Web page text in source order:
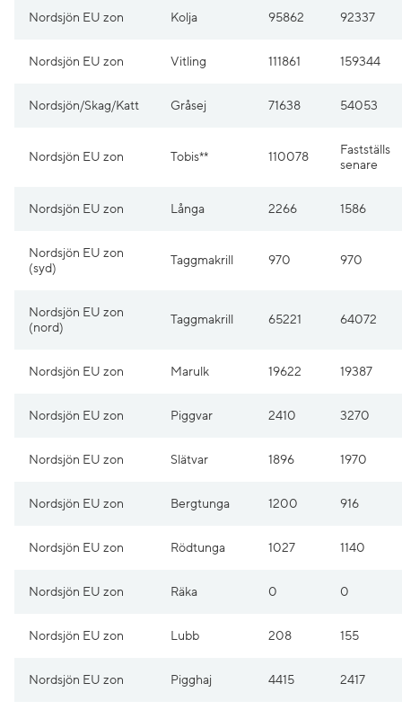
Nordsjön EU zon Kolja 95862 92337
Nordsjön EU zon Vitling 111861 159344
Nordsjön/Skag/Katt Gråsej 71638 54053
Nordsjön EU zon Tobis** 110078
Fastställs
senare
Nordsjön EU zon Långa 2266 1586
Nordsjön EU zon
(syd)
Taggmakrill 970 970
Nordsjön EU zon
(nord)
Taggmakrill 65221 64072
Nordsjön EU zon Marulk 19622 19387
Nordsjön EU zon Piggvar 2410 3270
Nordsjön EU zon Slätvar 1896 1970
Nordsjön EU zon Bergtunga 1200 916
Nordsjön EU zon Rödtunga 1027 1140
Nordsjön EU zon Räka 0 0
Nordsjön EU zon Lubb 208 155
Nordsjön EU zon Pigghaj 4415 2417